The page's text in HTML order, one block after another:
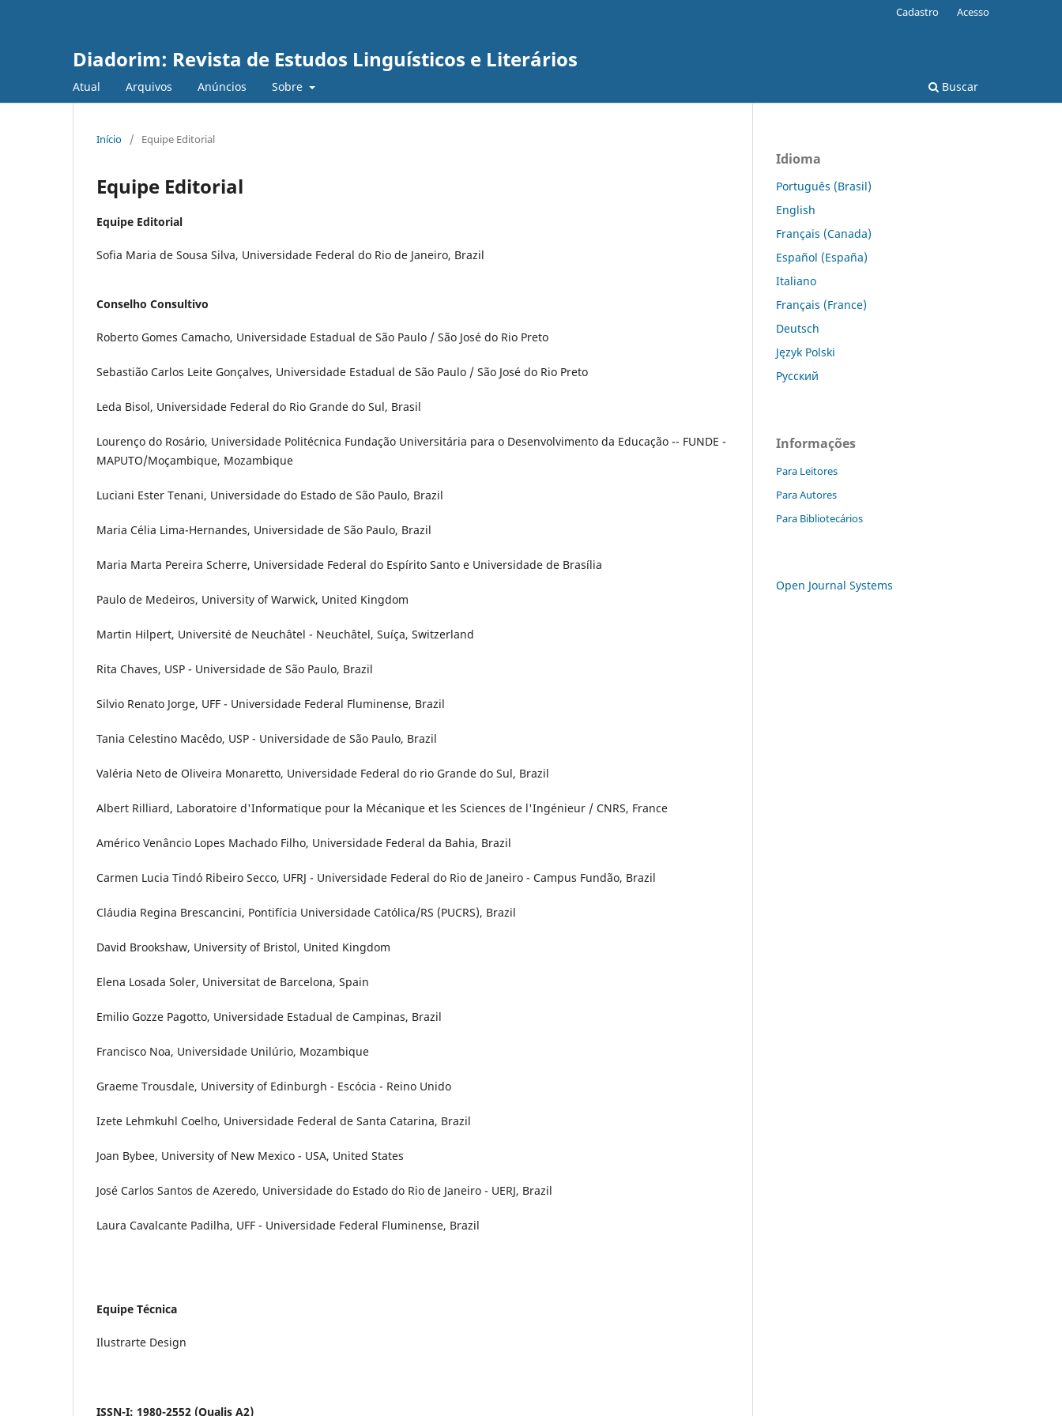
Diadorim: Revista de Estudos Linguísticos e Literários
Atual Arquivos Anúncios Sobre Buscar
Cadastro Acesso
Início / Equipe Editorial
Equipe Editorial
Equipe Editorial
Sofia Maria de Sousa Silva, Universidade Federal do Rio de Janeiro, Brazil
Conselho Consultivo
Roberto Gomes Camacho, Universidade Estadual de São Paulo / São José do Rio Preto
Sebastião Carlos Leite Gonçalves, Universidade Estadual de São Paulo / São José do Rio Preto
Leda Bisol, Universidade Federal do Rio Grande do Sul, Brasil
Lourenço do Rosário, Universidade Politécnica Fundação Universitária para o Desenvolvimento da Educação -- FUNDE -
MAPUTO/Moçambique, Mozambique
Luciani Ester Tenani, Universidade do Estado de São Paulo, Brazil
Maria Célia Lima-Hernandes, Universidade de São Paulo, Brazil
Maria Marta Pereira Scherre, Universidade Federal do Espírito Santo e Universidade de Brasília
Paulo de Medeiros, University of Warwick, United Kingdom
Martin Hilpert, Université de Neuchâtel - Neuchâtel, Suíça, Switzerland
Rita Chaves, USP - Universidade de São Paulo, Brazil
Silvio Renato Jorge, UFF - Universidade Federal Fluminense, Brazil
Tania Celestino Macêdo, USP - Universidade de São Paulo, Brazil
Valéria Neto de Oliveira Monaretto, Universidade Federal do rio Grande do Sul, Brazil
Albert Rilliard, Laboratoire d'Informatique pour la Mécanique et les Sciences de l'Ingénieur / CNRS, France
Américo Venâncio Lopes Machado Filho, Universidade Federal da Bahia, Brazil
Carmen Lucia Tindó Ribeiro Secco, UFRJ - Universidade Federal do Rio de Janeiro - Campus Fundão, Brazil
Cláudia Regina Brescancini, Pontifícia Universidade Católica/RS (PUCRS), Brazil
David Brookshaw, University of Bristol, United Kingdom
Elena Losada Soler, Universitat de Barcelona, Spain
Emilio Gozze Pagotto, Universidade Estadual de Campinas, Brazil
Francisco Noa, Universidade Unilúrio, Mozambique
Graeme Trousdale, University of Edinburgh - Escócia - Reino Unido
Izete Lehmkuhl Coelho, Universidade Federal de Santa Catarina, Brazil
Joan Bybee, University of New Mexico - USA, United States
José Carlos Santos de Azeredo, Universidade do Estado do Rio de Janeiro - UERJ, Brazil
Laura Cavalcante Padilha, UFF - Universidade Federal Fluminense, Brazil
Equipe Técnica
Ilustrarte Design
ISSN-I: 1980-2552 (Qualis A2)
Idioma
Português (Brasil)
English
Français (Canada)
Español (España)
Italiano
Français (France)
Deutsch
Język Polski
Русский
Informações
Para Leitores
Para Autores
Para Bibliotecários
Open Journal Systems